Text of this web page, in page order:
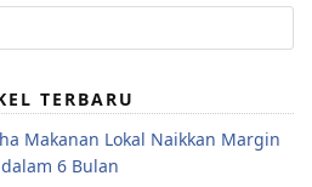
TERBARU
Makanan Lokal Naikkan Margin
6 Bulan